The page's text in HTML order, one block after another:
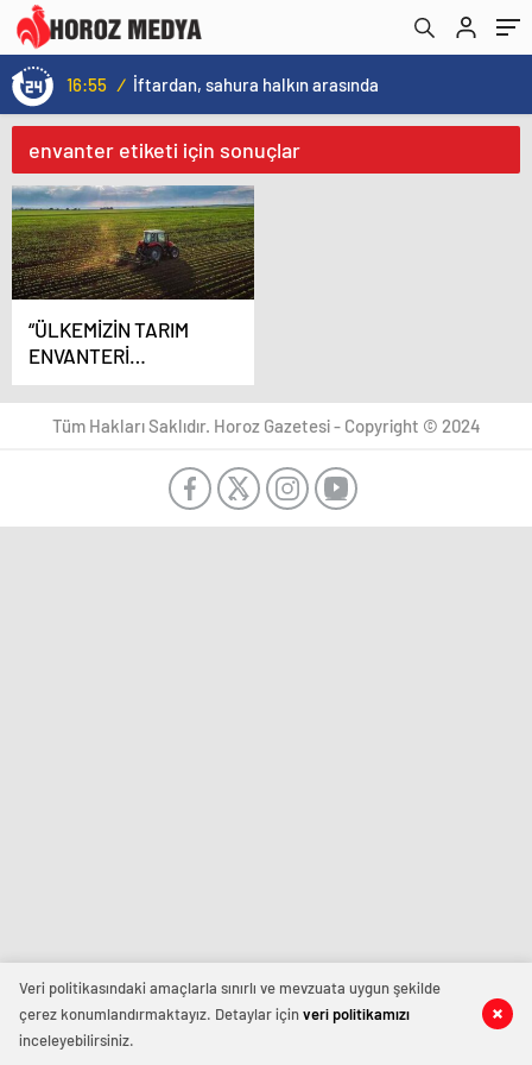
16:55 / İftardan, sahura halkın arasında
envanter etiketi için sonuçlar
“ÜLKEMİZİN TARIM
ENVANTERİ
HAZIRLANMALIDIR”
Tüm Hakları Saklıdır. Horoz Gazetesi - Copyright © 2024
Veri politikasındaki amaçlarla sınırlı ve mevzuata uygun şekilde
çerez konumlandırmaktayız. Detaylar içinveri politikamızı
inceleyebilirsiniz.